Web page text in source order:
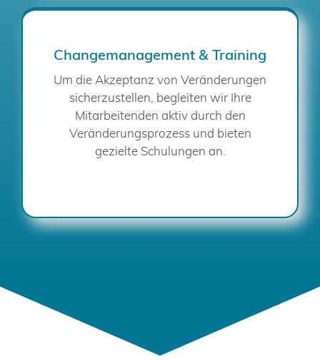
Changemanagement & Training
Um die Akzeptanz von Veränderungen
sicherzustellen, begleiten wir Ihre
Mitarbeitenden aktiv durch den
Veränderungsprozess und bieten
gezielte Schulungen an.